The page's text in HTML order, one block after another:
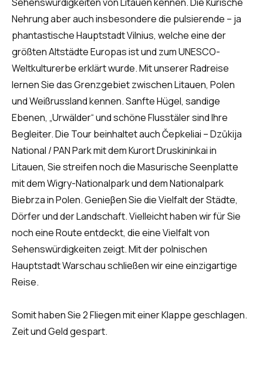
Nehrung aber auch insbesondere die pulsierende – ja
phantastische Hauptstadt Vilnius, welche eine der
größten Altstädte Europas ist und zum UNESCO-
Weltkulturerbe erklärt wurde. Mit unserer Radreise
lernen Sie das Grenzgebiet zwischen Litauen, Polen
und Weißrussland kennen. Sanfte Hügel, sandige
Ebenen, „Urwälder“ und schöne Flusstäler sind Ihre
Begleiter. Die Tour beinhaltet auch Čepkeliai – Dzūkija
National / PAN Park mit dem Kurort Druskininkai in
Litauen, Sie streifen noch die Masurische Seenplatte
mit dem Wigry-Nationalpark und dem Nationalpark
Biebrza in Polen. Genieβen Sie die Vielfalt der Städte,
Dörfer und der Landschaft. Vielleicht haben wir für Sie
noch eine Route entdeckt, die eine Vielfalt von
Sehenswürdigkeiten zeigt. Mit der polnischen
Hauptstadt Warschau schließen wir eine einzigartige
Reise.
Somit haben Sie 2 Fliegen mit einer Klappe geschlagen.
Zeit und Geld gespart.